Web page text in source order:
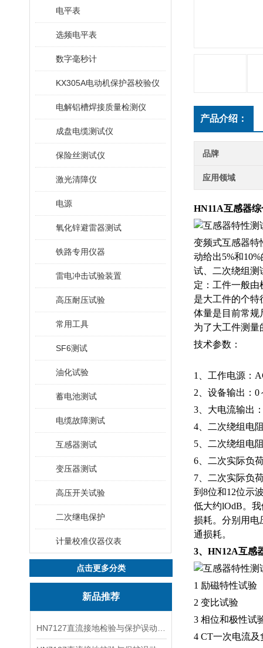
电平表
选频电平表
数字毫秒计
KX305A电动机保护器校验仪
电解铝槽焊接质量检测仪
成盘电缆测试仪
保险丝测试仪
激光清障仪
电源
氧化锌避雷器测试
铁路专用仪器
雷电冲击试验装置
高压耐压试验
常用工具
SF6测试
油化试验
蓄电池测试
电缆故障测试
互感器测试
变压器测试
高压开关试验
二次继电保护
计量校准仪器仪表
点击更多分类
新品推荐
产品介绍：
品牌
应用领域
HN11A互感器
变频式互感器特
动给出5%和
试、二次绕组测
定：工件一般
是大工件的个
体量是目前常规
为了大工件测量
技术参数：
1、工作电源：
2、设备输出：0
3、大电流输出
4、二次绕组电
5、二次绕组电
6、二次实际负
7、二次实际负
到8位和12位示
低大约lOdB。
损耗。分别用电
通损耗。
3、HN12A互感
1 励磁特性试验
2 变比试验
3 相位和极性试
4 CT一次电流